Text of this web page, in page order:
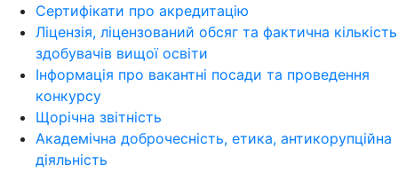
Сертифікати про акредитацію
Ліцензія, ліцензований обсяг та фактична кількість
здобувачів вищої освіти
Інформація про вакантні посади та проведення
конкурсу
Щорічна звітність
Академічна доброчесність, етика, антикорупційна
діяльність